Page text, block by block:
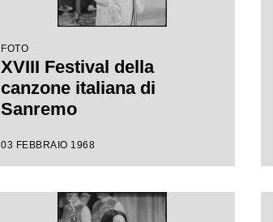
FOTO
XVIII Festival della
canzone italiana di
Sanremo
03 FEBBRAIO 1968